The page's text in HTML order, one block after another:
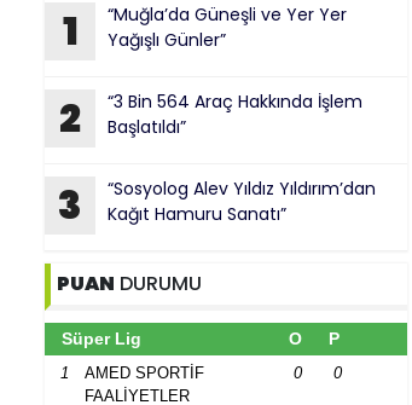
1
“Muğla’da Güneşli ve Yer Yer
Yağışlı Günler”
2
“3 Bin 564 Araç Hakkında İşlem
Başlatıldı”
3
“Sosyolog Alev Yıldız Yıldırım’dan
Kağıt Hamuru Sanatı”
PUAN DURUMU
Süper Lig O P
1
AMED SPORTİF
FAALİYETLER
0 0